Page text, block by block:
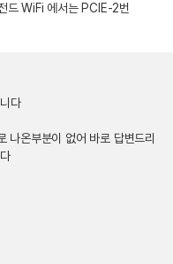
WiFi 에서는 PCIE-2번
다
온부분이 없어 바로 답변드리